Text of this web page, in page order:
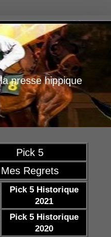
presse hippique
Pick 5
Mes Regrets
Pick 5 Historique
2021
Pick 5 Historique
2020